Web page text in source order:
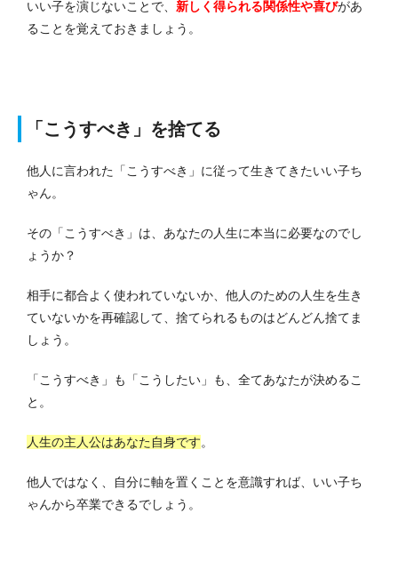
いい子を演じないことで、 新しく得られる関係性や喜びがあ
ることを覚えておきましょう。
「こうすべき」を捨てる
他人に言われた「こうすべき」に従って生きてきたいい子ち
ゃん。
その「こうすべき」は、あなたの人生に本当に必要なのでし
ょうか？
相手に都合よく使われていないか、他人のための人生を生き
ていないかを再確認して、捨てられるものはどんどん捨てま
しょう。
「こうすべき」も「こうしたい」も、全てあなたが決めるこ
と。
人生の主人公はあなた自身です。
他人ではなく、自分に軸を置くことを意識すれば、いい子ち
ゃんから卒業できるでしょう。